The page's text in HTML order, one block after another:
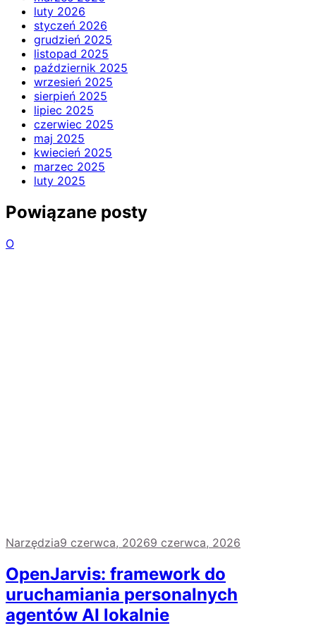
luty 2026
styczeń 2026
grudzień 2025
listopad 2025
październik 2025
wrzesień 2025
sierpień 2025
lipiec 2025
czerwiec 2025
maj 2025
kwiecień 2025
marzec 2025
luty 2025
Powiązane posty
O
Narzędzia9 czerwca, 20269 czerwca, 2026
OpenJarvis: framework do
uruchamiania personalnych
agentów AI lokalnie